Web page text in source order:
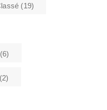
(19)
(2)